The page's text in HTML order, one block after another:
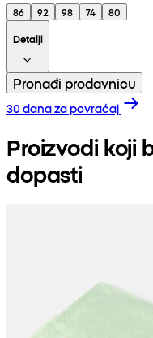
86 92 98 74
80
Detalji
Pronađi prodavnicu
30 dana za povraćaj
Proizvodi koji
dopasti